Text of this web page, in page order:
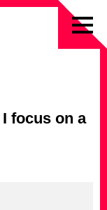
I focus on a